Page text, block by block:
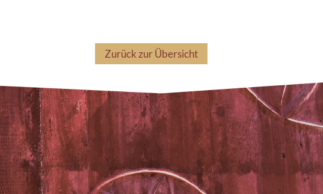
Zurück zur Übersicht